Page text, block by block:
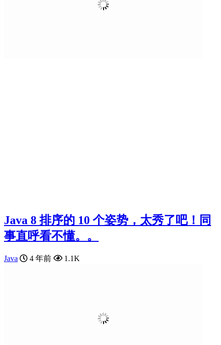
Java 8 排序的 10 个姿势，太秀了吧！同
事直呼看不懂。。
Java 4 年前 1.1K